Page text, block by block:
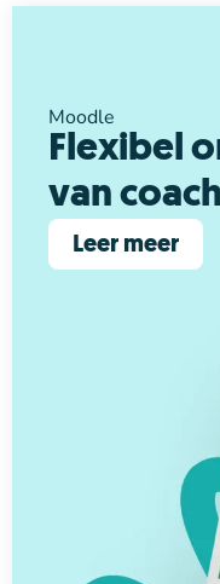
Moodle
Flexibel
van
Leer meer